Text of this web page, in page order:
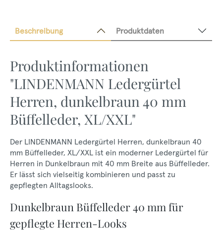
Beschreibung Produktdaten
Produktinformationen
"LINDENMANN Ledergürtel
Herren, dunkelbraun 40 mm
Büffelleder, XL/XXL"
Der LINDENMANN Ledergürtel Herren, dunkelbraun 40
mm Büffelleder, XL/XXL ist ein moderner Ledergürtel für
Herren in Dunkelbraun mit 40 mm Breite aus Büffelleder.
Er lässt sich vielseitig kombinieren und passt zu
gepflegten Alltagslooks.
Dunkelbraun Büffelleder 40 mm für
gepflegte Herren-Looks